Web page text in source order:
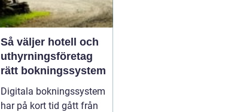
Så väljer hotell och
uthyrningsföretag
rätt bokningssystem
Digitala bokningssystem
har på kort tid gått från